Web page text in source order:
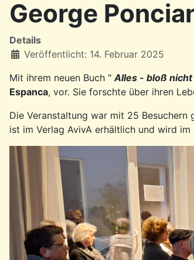
George
Details
Veröffentlicht: 14. Februar 2025
Mit ihrem neuen Buch "Alles - bloß nicht
Espanca, vor. Sie forschte über ihren
Die Veranstaltung war mit 25
ist im Verlag AvivA erhältlich und wird